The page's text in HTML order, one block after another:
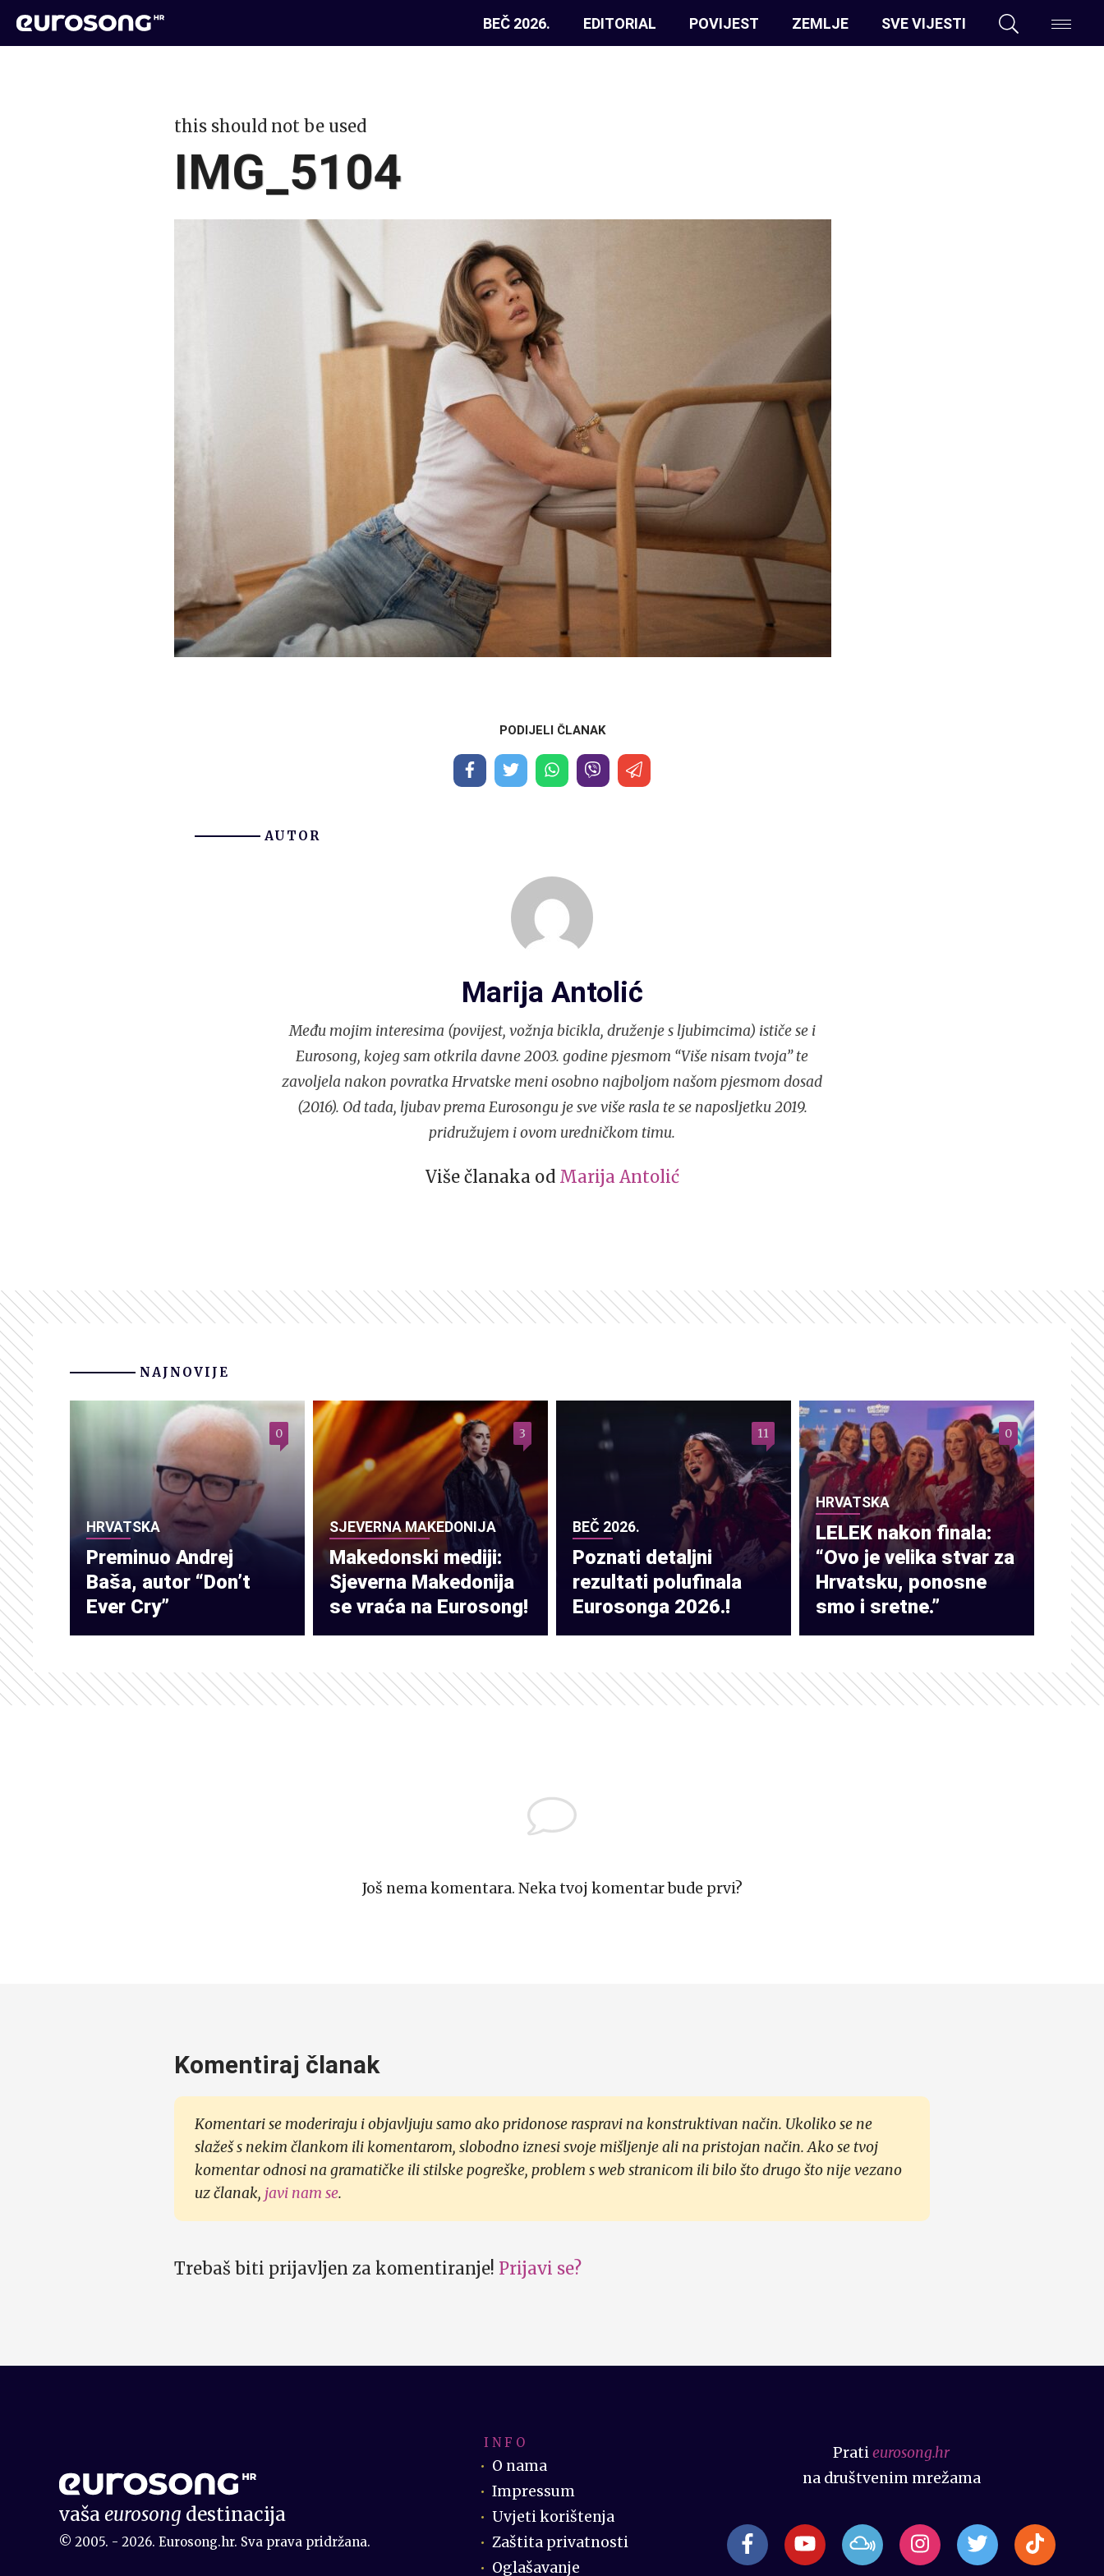
BEČ 2026. EDITORIAL POVIJEST ZEMLJE SVE VIJESTI
this should not be used
IMG_5104
PODIJELI ČLANAK
AUTOR
Marija Antolić
Među mojim interesima (povijest, vožnja bicikla, druženje s ljubimcima) ističe se i
Eurosong, kojeg sam otkrila davne 2003. godine pjesmom “Više nisam tvoja” te
zavoljela nakon povratka Hrvatske meni osobno najboljom našom pjesmom dosad
(2016). Od tada, ljubav prema Eurosongu je sve više rasla te se naposljetku 2019.
pridružujem i ovom uredničkom timu.
Više članaka od Marija Antolić
NAJNOVIJE
HRVATSKA
Preminuo Andrej
Baša, autor “Don’t
Ever Cry”
0
SJEVERNA MAKEDONIJA
Makedonski mediji:
Sjeverna Makedonija
se vraća na Eurosong!
3
BEČ 2026.
Poznati detaljni
rezultati polufinala
Eurosonga 2026.!
11
HRVATSKA
LELEK nakon finala:
“Ovo je velika stvar za
Hrvatsku, ponosne
smo i sretne.”
0
Još nema komentara. Neka tvoj komentar bude prvi?
Komentiraj članak
Komentari se moderiraju i objavljuju samo ako pridonose raspravi na konstruktivan način. Ukoliko se ne
slažeš s nekim člankom ili komentarom, slobodno iznesi svoje mišljenje ali na pristojan način. Ako se tvoj
komentar odnosi na gramatičke ili stilske pogreške, problem s web stranicom ili bilo što drugo što nije vezano
uz članak, javi nam se.
Trebaš biti prijavljen za komentiranje! Prijavi se?
vašaeurosong destinacija
© 2005. - 2026. Eurosong.hr. Sva prava pridržana.
I N F O
O nama
Impressum
Uvjeti korištenja
Zaštita privatnosti
Oglašavanje
Pratieurosong.hr
na društvenim mrežama